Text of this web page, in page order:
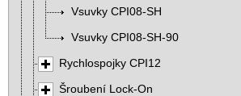
Vsuvky CPI08-SH
Vsuvky CPI08-SH-90
Rychlospojky CPI12
Šroubení Lock-On